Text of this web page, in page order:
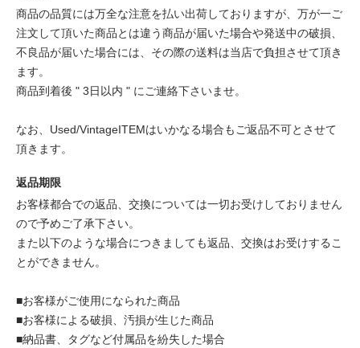
商品の品質には万全な注意を払い出荷しておりますが、万が一ご
注文して頂いた商品とは違う商品が届いた場合や発送中の破損、
不良品が届いた場合には、その際の送料は当店で負担させて頂き
ます。
商品到着後 " 3日以内 " にご連絡下さいませ。
なお、Used/VintageITEMはいかなる場合もご返品不可とさせて
頂きます。
返品期限
お客様都合での返品、交換については一切お受けしておりません
ので予めご了承下さい。
また以下のような場合につきましても返品、交換はお受けするこ
とができません。
■お客様がご使用になられた商品
■お客様による破損、汚損が生じた商品
■納品書、タグなど付属品を紛失した場合